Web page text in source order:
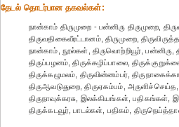
தேட‌ல் தொட‌ர்பான தகவ‌ல்க‌ள்:
நான்காம் திருமுறை - பன்னிரு திருமுறை,
திருவதிகைவீரட்டானம், திருமுறை,
நான்காம், நூல்கள், திருவொற்றியூர், பன்னிரு,
திருப்பழனம், திருக்கழிப்பாலை,
திருக்கழுமலம், திருவின்னம்பர்,
திருஆவடுதுறை, திருஏகம்பம், அருளிச்செய்த,
திருநாவுக்கரசு, இலக்கியங்கள், பதிகங்கள்,
திருக்கடவூர், பாடல்கள், பதிகம்,